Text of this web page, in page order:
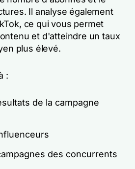
Il analyse également
ce qui vous permet
et d'atteindre un taux
plus élevé.
:
de la campagne
des concurrents